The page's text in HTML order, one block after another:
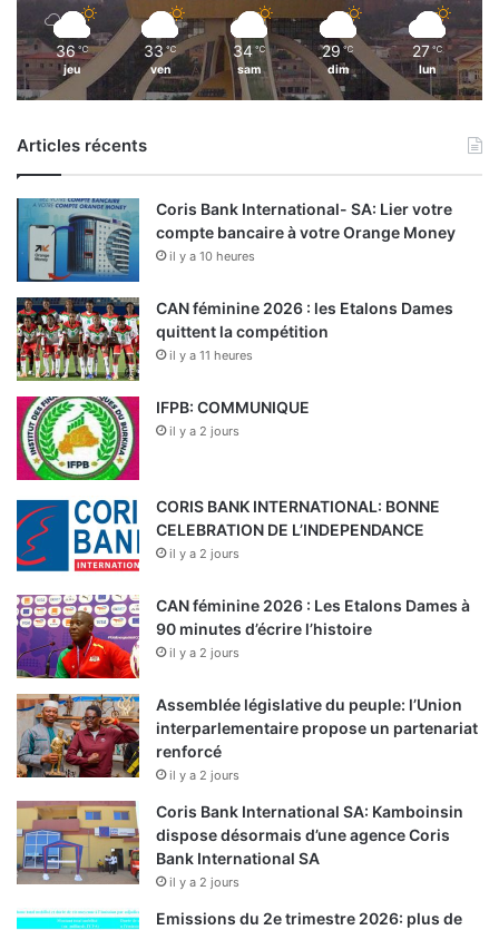
36 ℃
jeu
33 ℃
ven
34 ℃
sam
29 ℃
dim
27 ℃
lun
Articles récents
Coris Bank International- SA: Lier votre
compte bancaire à votre Orange Money
il y a 10 heures
CAN féminine 2026 : les Etalons Dames
quittent la compétition
il y a 11 heures
IFPB: COMMUNIQUE
il y a 2 jours
CORIS BANK INTERNATIONAL: BONNE
CELEBRATION DE L’INDEPENDANCE
il y a 2 jours
CAN féminine 2026 : Les Etalons Dames à
90 minutes d’écrire l’histoire
il y a 2 jours
Assemblée législative du peuple: l’Union
interparlementaire propose un partenariat
renforcé
il y a 2 jours
Coris Bank International SA: Kamboinsin
dispose désormais d’une agence Coris
Bank International SA
il y a 2 jours
Emissions du 2e trimestre 2026: plus de